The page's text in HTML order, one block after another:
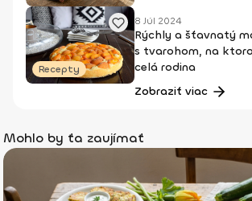
Recepty
8 Júl 2024
Rýchly a šťavnatý
s tvarohom, na
celá rodina
Zobraziť viac
Mohlo by ťa zaujímať